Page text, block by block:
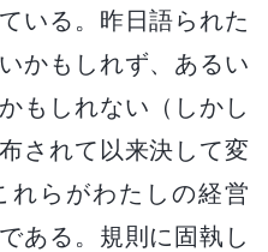
いる。昨日語られた
かもしれず、あるい
もしれない（しかし
されて以来決して変
れらがわたしの経営
ある。規則に固執し